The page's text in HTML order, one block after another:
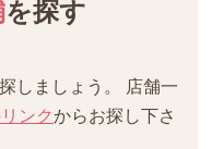
を探す
しましょう。
店舗一
ンクからお探し下さ